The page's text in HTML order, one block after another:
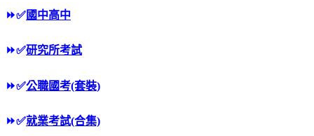
⏩✅國中高中
⏩✅研究所考試
⏩✅公職國考(套裝)
⏩✅就業考試(合集)